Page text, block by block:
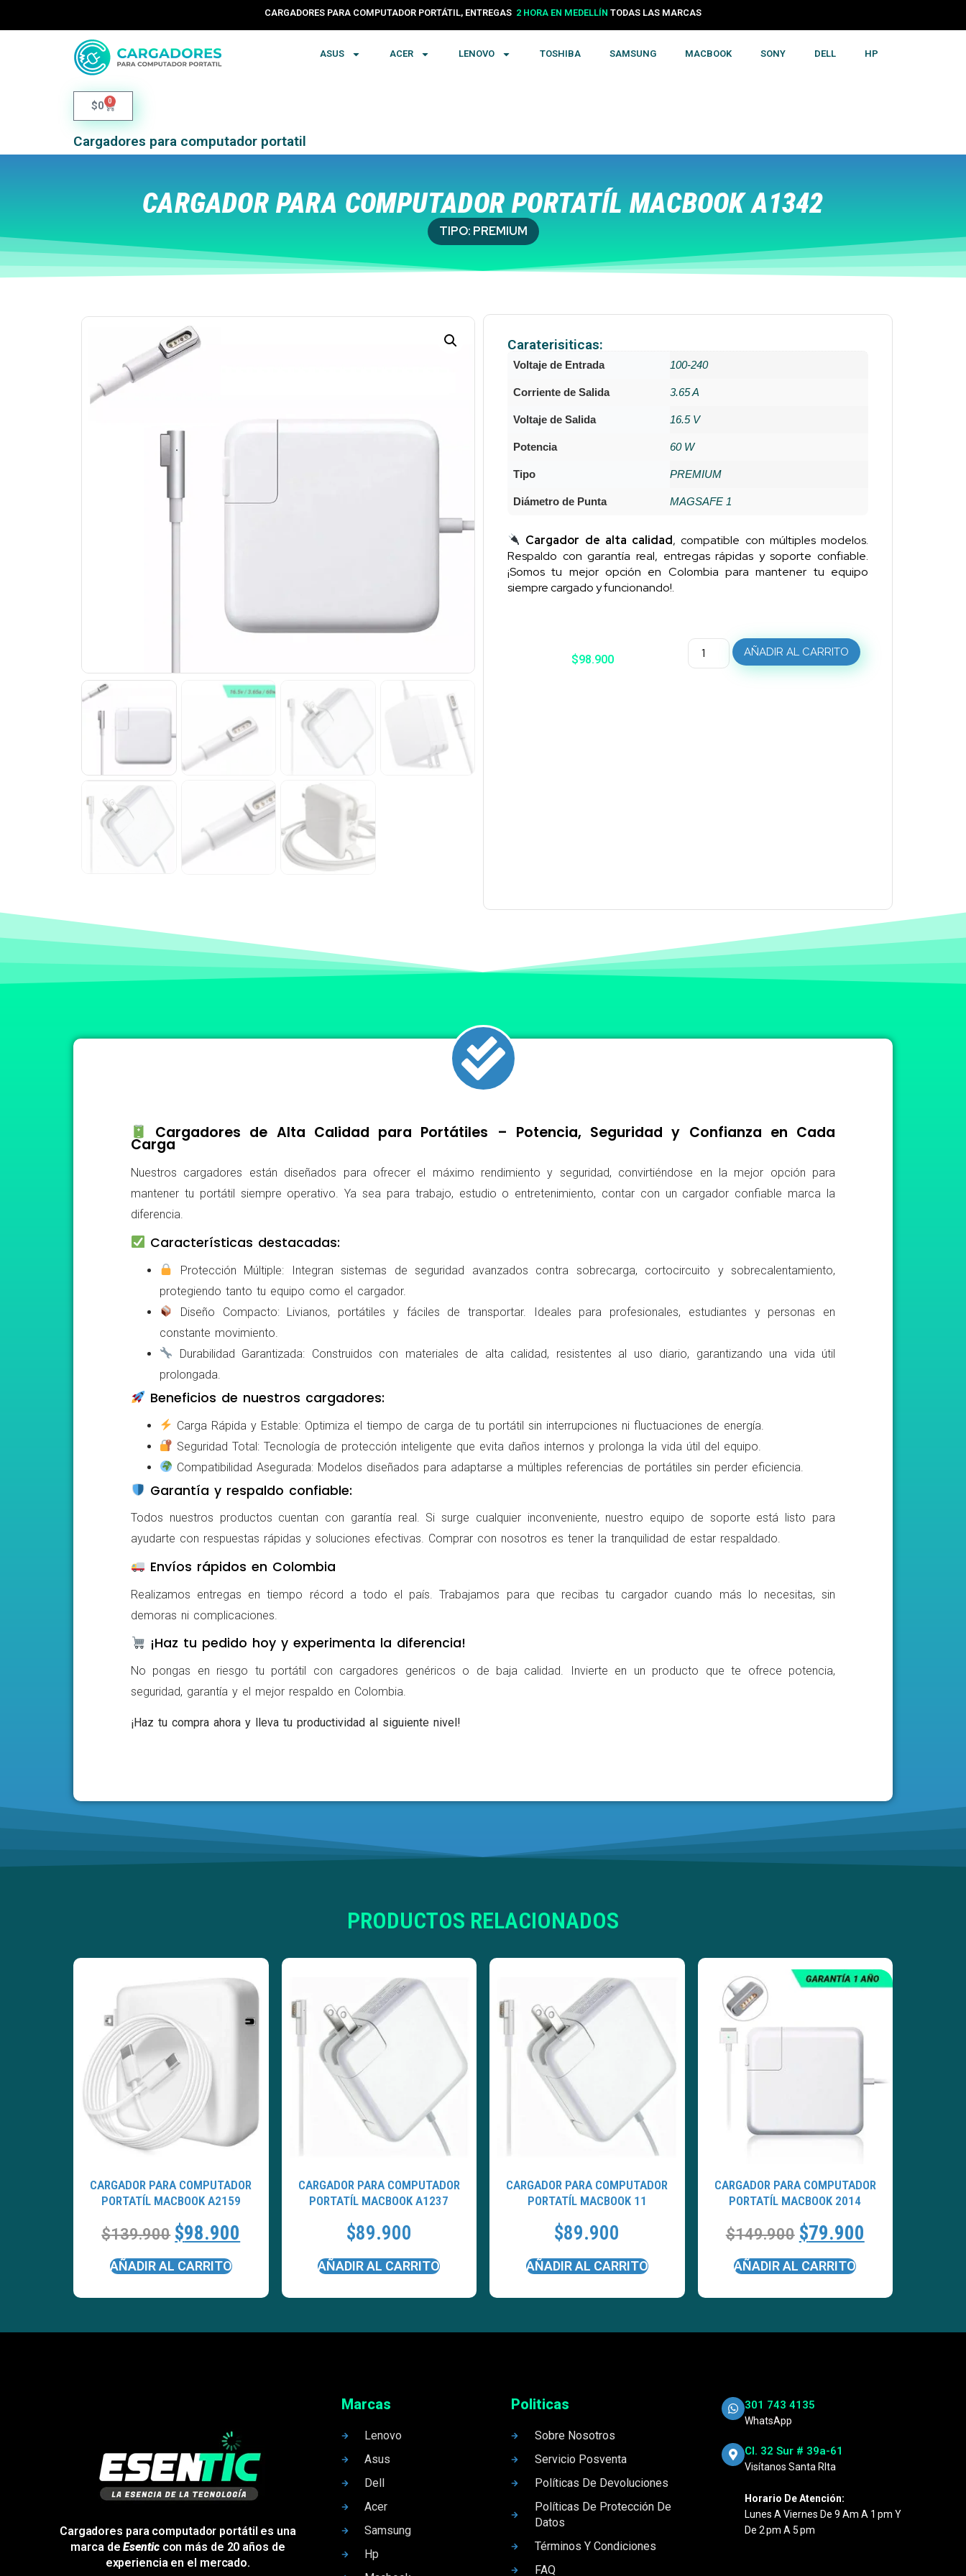
CARGADORES PARA COMPUTADOR PORTÁTIL, ENTREGAS 2 HORA EN MEDELLÍN
24 HORAS EN COLOMBIA TODAS LAS MARCAS
ASUS ACER LENOVO TOSHIBA SAMSUNG MACBOOK SONY DELL HP
$0 0
Cargadores para computador portatil
CARGADOR PARA COMPUTADOR PORTATÍL MACBOOK A1342
TIPO: PREMIUM
Caraterisiticas:
Voltaje de Entrada 100-240
Corriente de Salida 3.65 A
Voltaje de Salida 16.5 V
Potencia 60 W
Tipo PREMIUM
Diámetro de Punta MAGSAFE 1
Cargador de alta calidad, compatible con múltiples modelos.
Respaldo con garantía real, entregas rápidas y soporte confiable.
¡Somos tu mejor opción en Colombia para mantener tu equipo
siempre cargado y funcionando!.
$98.900
AÑADIR AL CARRITO
Cargadores de Alta Calidad para Portátiles – Potencia, Seguridad y Confianza en Cada
Carga
Nuestros cargadores están diseñados para ofrecer el máximo rendimiento y seguridad, convirtiéndose en la mejor opción para
mantener tu portátil siempre operativo. Ya sea para trabajo, estudio o entretenimiento, contar con un cargador confiable marca la
diferencia.
Características destacadas:
Protección Múltiple: Integran sistemas de seguridad avanzados contra sobrecarga, cortocircuito y sobrecalentamiento,
protegiendo tanto tu equipo como el cargador.
Diseño Compacto: Livianos, portátiles y fáciles de transportar. Ideales para profesionales, estudiantes y personas en
constante movimiento.
Durabilidad Garantizada: Construidos con materiales de alta calidad, resistentes al uso diario, garantizando una vida útil
prolongada.
Beneficios de nuestros cargadores:
Carga Rápida y Estable: Optimiza el tiempo de carga de tu portátil sin interrupciones ni fluctuaciones de energía.
Seguridad Total: Tecnología de protección inteligente que evita daños internos y prolonga la vida útil del equipo.
Compatibilidad Asegurada: Modelos diseñados para adaptarse a múltiples referencias de portátiles sin perder eficiencia.
Garantía y respaldo confiable:
Todos nuestros productos cuentan con garantía real. Si surge cualquier inconveniente, nuestro equipo de soporte está listo para
ayudarte con respuestas rápidas y soluciones efectivas. Comprar con nosotros es tener la tranquilidad de estar respaldado.
Envíos rápidos en Colombia
Realizamos entregas en tiempo récord a todo el país. Trabajamos para que recibas tu cargador cuando más lo necesitas, sin
demoras ni complicaciones.
¡Haz tu pedido hoy y experimenta la diferencia!
No pongas en riesgo tu portátil con cargadores genéricos o de baja calidad. Invierte en un producto que te ofrece potencia,
seguridad, garantía y el mejor respaldo en Colombia.
¡Haz tu compra ahora y lleva tu productividad al siguiente nivel!
PRODUCTOS RELACIONADOS
CARGADOR PARA COMPUTADOR
PORTATÍL MACBOOK A2159
$139.900 $98.900
AÑADIR AL CARRITO
CARGADOR PARA COMPUTADOR
PORTATÍL MACBOOK A1237
$89.900
AÑADIR AL CARRITO
CARGADOR PARA COMPUTADOR
PORTATÍL MACBOOK 11
$89.900
AÑADIR AL CARRITO
CARGADOR PARA COMPUTADOR
PORTATÍL MACBOOK 2014
$149.900 $79.900
AÑADIR AL CARRITO
Cargadores para computador portátil es una
marca deEsenticcon más de 20 años de
experiencia en el mercado.
Marcas
Lenovo
Asus
Dell
Acer
Samsung
Hp
Politicas
Sobre Nosotros
Servicio Posventa
Políticas De Devoluciones
Políticas De Protección De
Datos
Términos Y Condiciones
FAQ
301 743 4135
WhatsApp
Cl. 32 Sur # 39a-61
Visítanos Santa RIta
Horario De Atención:
Lunes A Viernes De 9 Am A 1 Pm Y
De 2 Pm A 5 Pm